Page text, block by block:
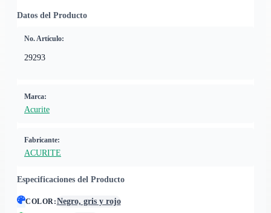
Datos del Producto
No. Artículo:
29293
Marca:
Acurite
Fabricante:
ACURITE
Especificaciones del Producto
COLOR:Negro, gris y rojo